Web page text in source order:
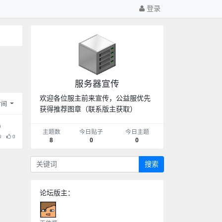
登录
0
服务器宣传
欢迎各位服主前来宣传，公益服优先
获得推荐图章（联系版主获取）
主题数
8
今日贴子
0
今日主题
0
搜索
论坛版主：